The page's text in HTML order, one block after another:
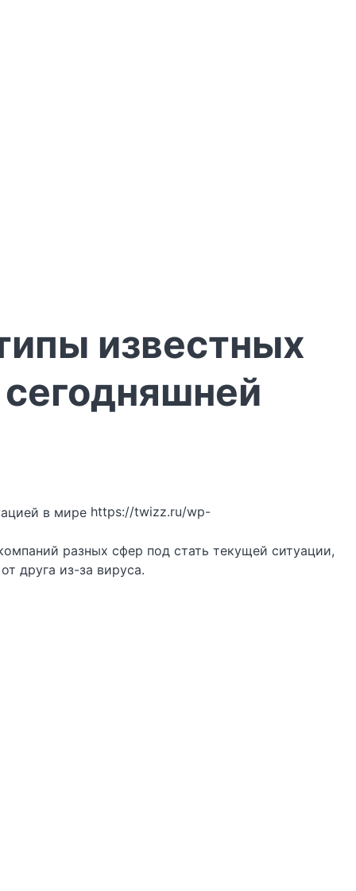
известных
https://twizz.ru/wp-
разных сфер под стать текущей ситуации,
друга из-за вируса.